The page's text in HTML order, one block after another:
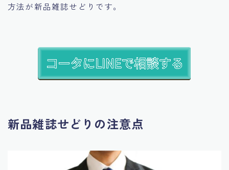
方法が新品雑誌せどりです。
新品雑誌せどりの注意点